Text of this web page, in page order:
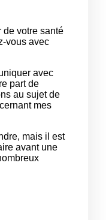
de votre santé
vous avec
avec
part de
au sujet de
mes
mais il est
avant une